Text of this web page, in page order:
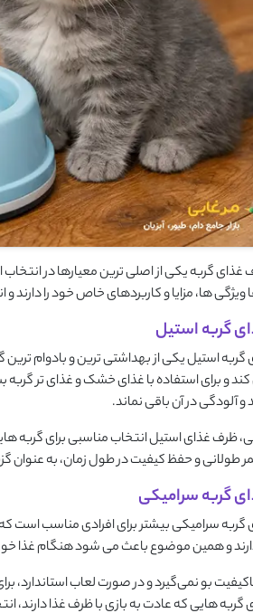
گربه یکی از اصلی ‌ترین معیارها در انتخاب
ها، مزایا و کاربردهای خاص خود را دارند
گربه استیل
استیل یکی از بهداشتی ‌ترین و بادوام‌ ترین
و برای استفاده با غذای خشک و غذای تر
و آلودگی در آن باقی نماند.
ظرف غذای استیل انتخاب مناسبی برای
طولانی و حفظ کیفیت در طول زمان، به‌ عنوان
گربه سرامیکی
سرامیکی بیشتر برای افرادی مناسب است که
و همین موضوع باعث می ‌شود هنگام غذا
بو نمی‌گیرد و در صورت لعاب استاندارد،
گربه ‌هایی که عادت به بازی با ظرف غذا